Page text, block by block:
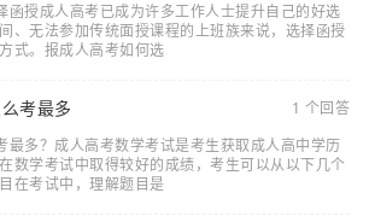
函授成人高考已成为许多工作人士提升自己的好选
、无法参加传统面授课程的上班族来说，选择函授
式。报成人高考如何选
考最多
1 个回答
最多？成人高考数学考试是考生获取成人高中学历
数学考试中取得较好的成绩，考生可以从以下几个
在考试中，理解题目是